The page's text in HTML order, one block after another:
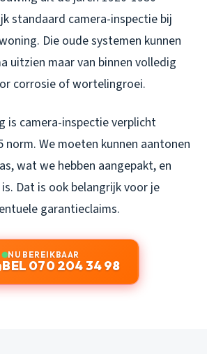
standaard camera-inspectie bij
Die oude systemen kunnen
uitzien maar van binnen volledig
corrosie of wortelingroei.
is camera-inspectie verplicht
norm. We moeten kunnen aantonen
wat we hebben aangepakt, en
Dat is ook belangrijk voor je
garantieclaims.
NU BEREIKBAAR
BEL 070 204 34 98